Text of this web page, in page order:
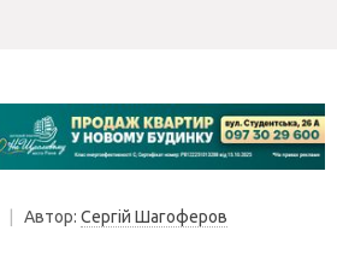
Автор: Сергій Шагоферов